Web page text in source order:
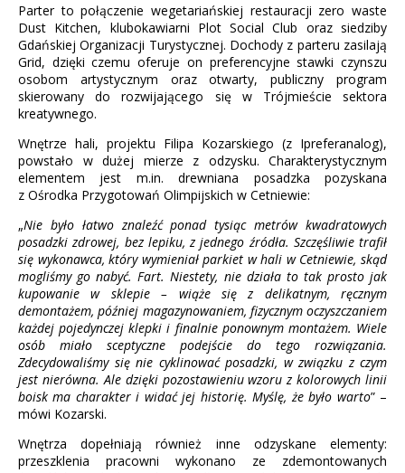
Parter to połączenie wegetariańskiej restauracji zero waste
Dust Kitchen, klubokawiarni Plot Social Club oraz siedziby
Gdańskiej Organizacji Turystycznej. Dochody z parteru zasilają
Grid, dzięki czemu oferuje on preferencyjne stawki czynszu
osobom artystycznym oraz otwarty, publiczny program
skierowany do rozwijającego się w Trójmieście sektora
kreatywnego.
Wnętrze hali, projektu Filipa Kozarskiego (z Ipreferanalog),
powstało w dużej mierze z odzysku. Charakterystycznym
elementem jest m.in. drewniana posadzka pozyskana
z Ośrodka Przygotowań Olimpijskich w Cetniewie:
„Nie było łatwo znaleźć ponad tysiąc metrów kwadratowych
posadzki zdrowej, bez lepiku, z jednego źródła. Szczęśliwie trafił
się wykonawca, który wymieniał parkiet w hali w Cetniewie, skąd
mogliśmy go nabyć. Fart. Niestety, nie działa to tak prosto jak
kupowanie w sklepie – wiąże się z delikatnym, ręcznym
demontażem, później magazynowaniem, fizycznym oczyszczaniem
każdej pojedynczej klepki i finalnie ponownym montażem. Wiele
osób miało sceptyczne podejście do tego rozwiązania.
Zdecydowaliśmy się nie cyklinować posadzki, w związku z czym
jest nierówna. Ale dzięki pozostawieniu wzoru z kolorowych linii
boisk ma charakter i widać jej historię. Myślę, że było warto” –
mówi Kozarski.
Wnętrza dopełniają również inne odzyskane elementy:
przeszklenia pracowni wykonano ze zdemontowanych